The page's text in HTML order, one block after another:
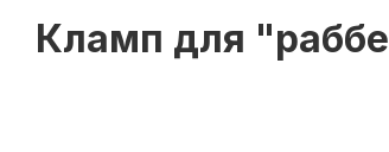
Кламп для